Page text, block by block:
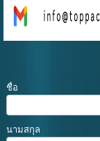
ชื่อ
นามสกุล